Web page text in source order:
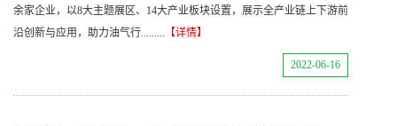
余家企业，以8大主题展区、14大产业板块设置，展示全产业链上下游前
沿创新与应用，助力油气行......... 【详情】
2022-06-16